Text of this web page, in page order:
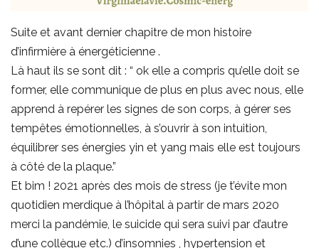
Suite et avant dernier chapitre de mon histoire
d’infirmière à énergéticienne .
Là haut ils se sont dit : “ ok elle a compris qu’elle doit se
former, elle communique de plus en plus avec nous, elle
apprend à repérer les signes de son corps, à gérer ses
tempêtes émotionnelles, à s’ouvrir à son intuition,
équilibrer ses énergies yin et yang mais elle est toujours
à côté de la plaque.”
Et bim ! 2021 après des mois de stress (je t’évite mon
quotidien merdique à l’hôpital à partir de mars 2020
merci la pandémie, le suicide qui sera suivi par d’autre
d’une collègue etc.) d’insomnies , hypertension et